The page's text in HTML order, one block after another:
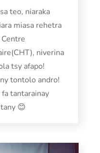
teo, niaraka
miasa rehetra
Centre
niverina
tsy afapo!
tontolo andro!
fa tantarainay
😊